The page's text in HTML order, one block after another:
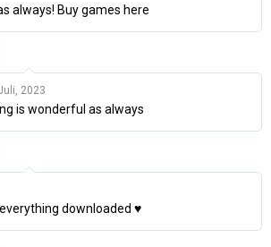
always! Buy games here
2023
is wonderful as always
downloaded ♥